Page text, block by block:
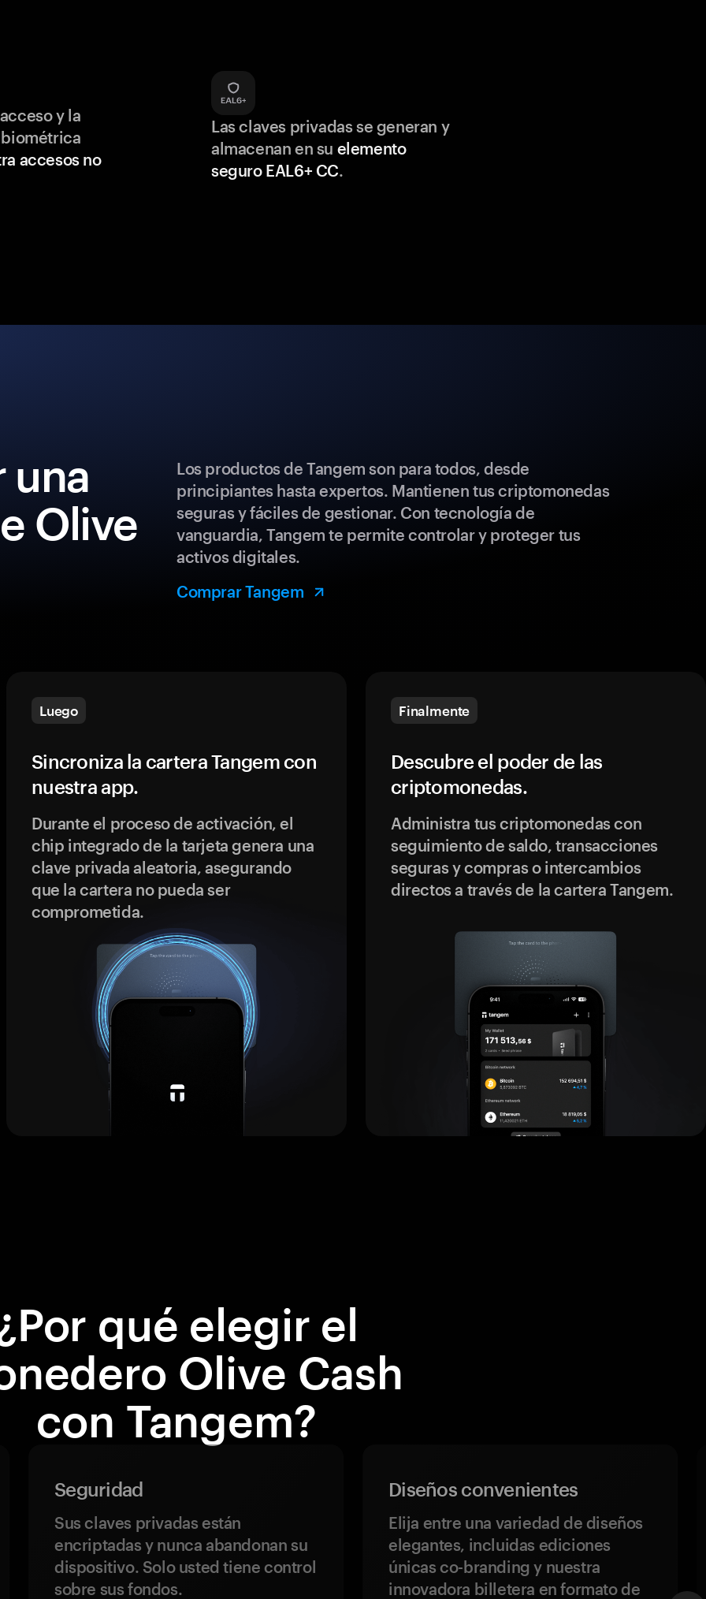
y la
accesos no
Las claves privadas se generan y
almacenan en su elemento
seguro EAL6+ CC.
una
Olive
Los productos de Tangem son para todos, desde
principiantes hasta expertos. Mantienen tus criptomonedas
seguras y fáciles de gestionar. Con tecnología de
vanguardia, Tangem te permite controlar y proteger tus
activos digitales.
Comprar Tangem
Luego
Sincroniza la cartera Tangem con
nuestra app.
Durante el proceso de activación, el
chip integrado de la tarjeta genera una
clave privada aleatoria, asegurando
que la cartera no pueda ser
comprometida.
Finalmente
Descubre el poder de las
criptomonedas.
Administra tus criptomonedas con
seguimiento de saldo, transacciones
seguras y compras o intercambios
directos a través de la cartera Tangem.
qué elegir el
Olive Cash
con Tangem?
Seguridad
Sus claves privadas están
encriptadas y nunca abandonan su
dispositivo. Solo usted tiene control
sobre sus fondos.
Diseños convenientes
Elija entre una variedad de diseños
elegantes, incluidas ediciones
únicas co-branding y nuestra
innovadora billetera en formato de